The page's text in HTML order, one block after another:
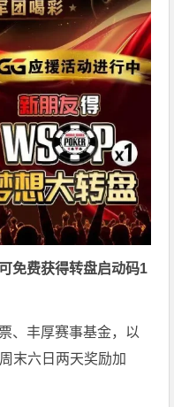
免费获得转盘启动码1
、丰厚赛事基金，以
周末六日两天奖励加